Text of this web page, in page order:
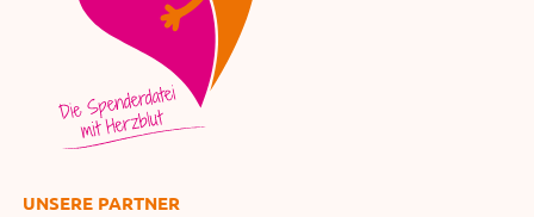
UNSERE PARTNER